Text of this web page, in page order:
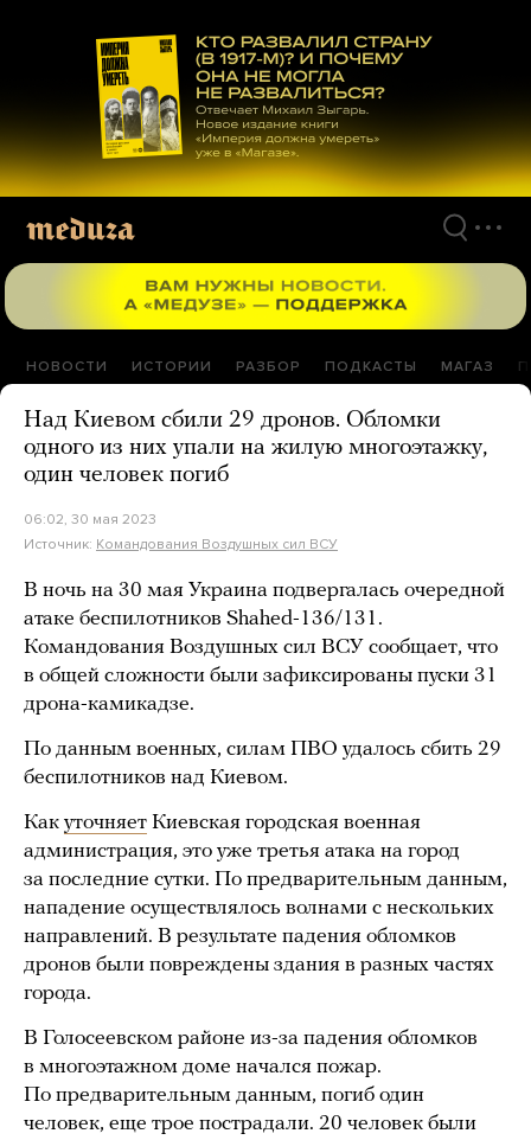
материалам
НОВОСТИ ИСТОРИИ РАЗБОР ПОДКАСТЫ МАГАЗ
Над Киевом сбили 29 дронов. Обломки
одного из них упали на жилую многоэтажку,
один человек погиб
06:02, 30 мая 2023
Источник: Командования Воздушных сил ВСУ
В ночь на 30 мая Украина подвергалась очередной
атаке беспилотников Shahed-136/131.
Командования Воздушных сил ВСУ сообщает, что
в общей сложности были зафиксированы пуски 31
дрона-камикадзе.
По данным военных, силам ПВО удалось сбить 29
беспилотников над Киевом.
Как уточняет Киевская городская военная
администрация, это уже третья атака на город
за последние сутки. По предварительным данным,
нападение осуществлялось волнами с нескольких
направлений. В результате падения обломков
дронов были повреждены здания в разных частях
города.
В Голосеевском районе из-за падения обломков
в многоэтажном доме начался пожар.
По предварительным данным, погиб один
человек, еще трое пострадали. 20 человек были